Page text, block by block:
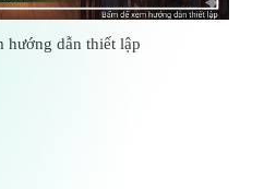
hướng dẫn thiết lập